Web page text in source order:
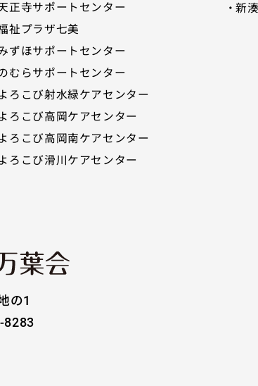
正寺サポートセンター
祉プラザ七美
ずほサポートセンター
むらサポートセンター
ろこび射水緑ケアセンター
ろこび高岡ケアセンター
ろこび高岡南ケアセンター
ろこび滑川ケアセンター
新
の1
8283